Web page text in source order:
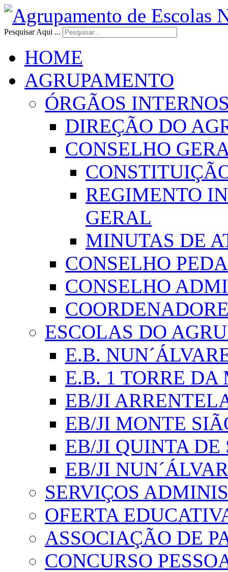
Pesquisar Aqui ...
HOME
AGRUPAMENTO
ÓRGÃOS
DIREÇÃO DO
CONSELHO
REGIMENTO
GERAL
MINUTAS DE
CONSELHO
CONSELHO
ESCOLAS DO
E.B.
E.B. 1 TORRE
EB/JI
EB/JI MONTE
EB/JI QUINTA DE
EB/JI
SERVIÇOS
OFERTA
ASSOCIAÇÃO DE
CONCURSO